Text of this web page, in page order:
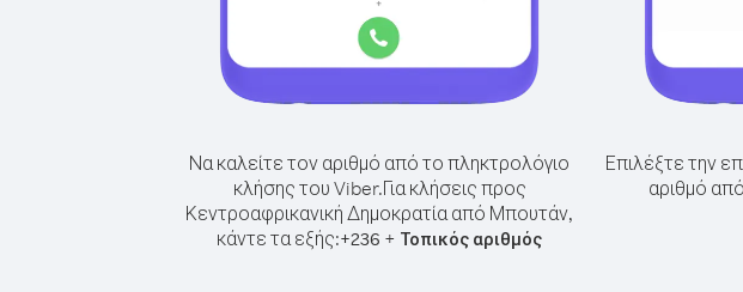
Να καλείτε τον αριθμό από το πληκτρολόγιο
κλήσης του Viber.Για κλήσεις προς
Κεντροαφρικανική Δημοκρατία από Μπουτάν,
κάντε τα εξής:+236 + Τοπικός αριθμός
Επιλέξτε την
αριθμό